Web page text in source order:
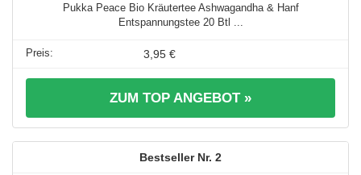
Pukka Peace Bio Kräutertee Ashwagandha & Hanf
Entspannungstee 20 Btl ...
3,95 €
ZUM TOP ANGEBOT »
2